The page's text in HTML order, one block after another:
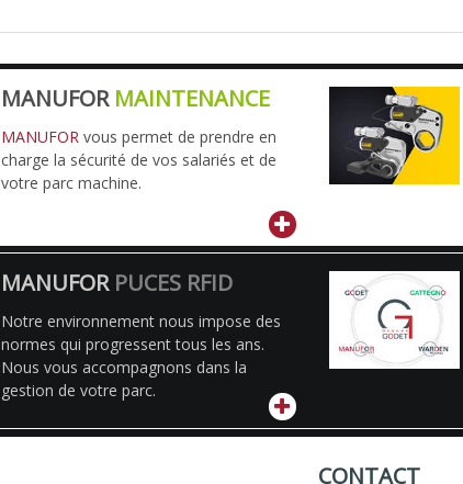
MANUFOR MAINTENANCE
MANUFOR vous permet de prendre en
charge la sécurité de vos salariés et de
votre parc machine.
MANUFOR PUCES RFID
Notre environnement nous impose des
normes qui progressent tous les ans.
Nous vous accompagnons dans la
gestion de votre parc.
CONTACT